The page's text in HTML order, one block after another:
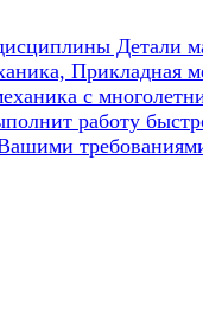
Детали
Прикладная
с
работу